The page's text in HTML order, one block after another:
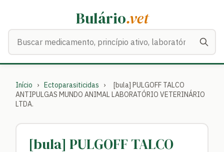
Bulário.vet
Início › Ectoparasiticidas ›
[bula] PULGOFF TALCO
ANTIPULGAS MUNDO ANIMAL LABORATÓRIO VETERINÁRIO
LTDA.
[bula] PULGOFF TALCO